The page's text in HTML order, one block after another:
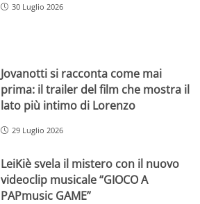
30 Luglio 2026
Jovanotti si racconta come mai
prima: il trailer del film che mostra il
lato più intimo di Lorenzo
29 Luglio 2026
LeiKiè svela il mistero con il nuovo
videoclip musicale “GIOCO A
PAPmusic GAME”